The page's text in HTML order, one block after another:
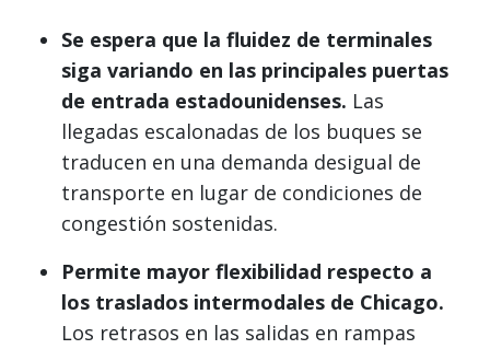
Se espera que la fluidez de terminales
siga variando en las principales puertas
de entrada estadounidenses. Las
llegadas escalonadas de los buques se
traducen en una demanda desigual de
transporte en lugar de condiciones de
congestión sostenidas.
Permite mayor flexibilidad respecto a
los traslados intermodales de Chicago.
Los retrasos en las salidas en rampas